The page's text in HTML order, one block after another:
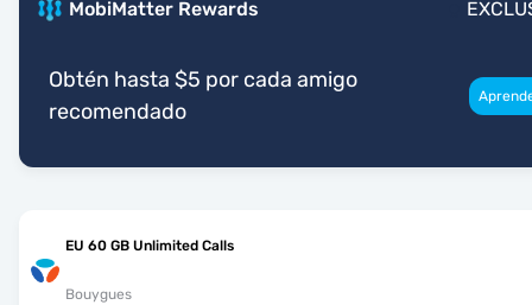
MobiMatter Rewards
Obtén hasta $5 por cada amigo
recomendado
EU 60 GB Unlimited Calls
Bouygues